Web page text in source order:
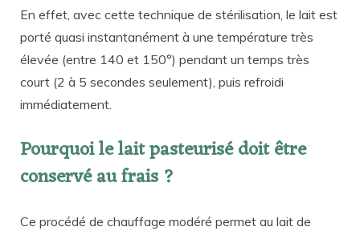
En effet, avec cette technique de stérilisation, le lait est
porté quasi instantanément à une température très
élevée (entre 140 et 150°) pendant un temps très
court (2 à 5 secondes seulement), puis refroidi
immédiatement.
Pourquoi le lait pasteurisé doit être
conservé au frais ?
Ce procédé de chauffage modéré permet au lait de